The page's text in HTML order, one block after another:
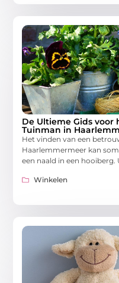
De Ultieme Gids voor
Tuinman in
Het vinden van een
Haarlemmermeer kan
een naald in een
Winkelen